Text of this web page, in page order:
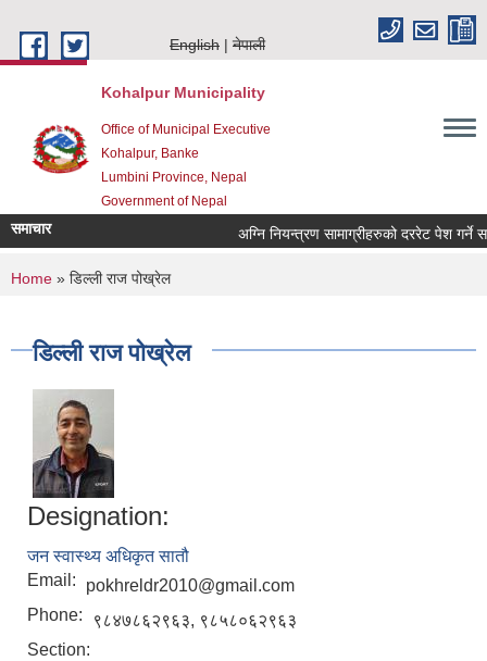
English
नेपाली
Kohalpur Municipality
Office of Municipal Executive
Kohalpur, Banke
Lumbini Province, Nepal
Government of Nepal
समाचार
You are here
Home » डिल्ली राज पोख्रेल
डिल्ली राज पोख्रेल
Designation:
जन स्वास्थ्य अधिकृत सातौ
Email:
pokhreldr2010@gmail.com
Phone:
९८४७८६२९६३, ९८५८०६२९६३
Section: